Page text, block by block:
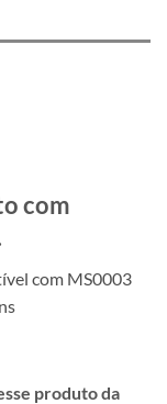
com
com MS0003
produto da